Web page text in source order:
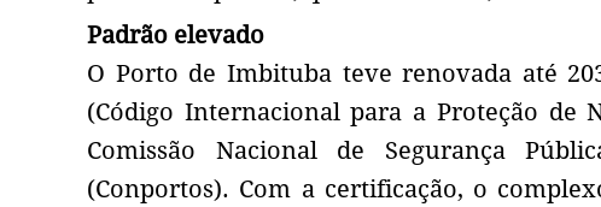
Padrão elevado
O Porto de Imbituba teve renovada até
(Código Internacional para a Proteção de
Comissão Nacional de Segurança
(Conportos). Com a certificação, o